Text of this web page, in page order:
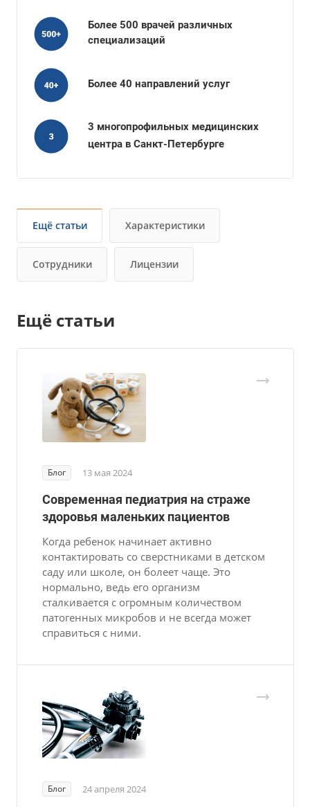
Более 500 врачей различных
специализаций
Более 40 направлений услуг
3 многопрофильных медицинских
центра в Санкт-Петербурге
Ещё статьи Характеристики
Сотрудники Лицензии
Ещё статьи
Блог 13 мая 2024
Современная педиатрия на страже
здоровья маленьких пациентов
Когда ребенок начинает активно
контактировать со сверстниками в детском
саду или школе, он болеет чаще. Это
нормально, ведь его организм
сталкивается с огромным количеством
патогенных микробов и не всегда может
справиться с ними.
Блог 24 апреля 2024